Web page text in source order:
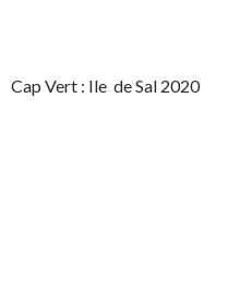
Cap Vert : Ile de Sal 2020